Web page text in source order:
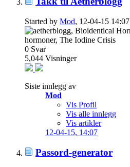
Started by Mod, 12-04-15 14:07
0 Svar
5,044 Visninger
Siste innlegg av
Mod
Vis Profil
Vis alle innlegg
Vis artikler
12-04-15, 14:07
Passord-generator